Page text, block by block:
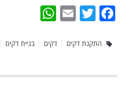
Facebook
Twitter
Email
בניית דקים דקים התקנת דקים